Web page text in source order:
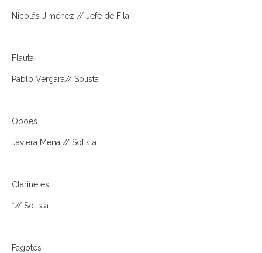
Nicolás Jiménez // Jefe de Fila.
Flauta
Pablo Vergara// Solista
Oboes
Javiera Mena // Solista
Clarinetes
*// Solista
Fagotes